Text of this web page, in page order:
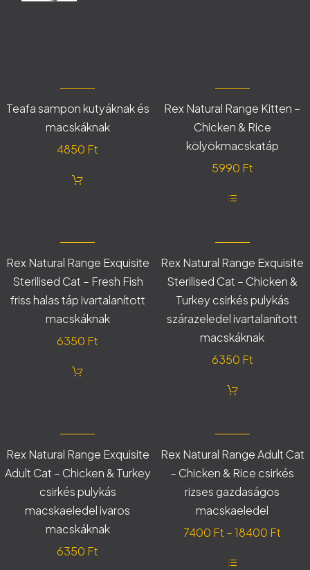
Teafa sampon kutyáknak és
macskáknak
4850 Ft
Rex Natural Range Kitten –
Chicken & Rice
kölyökmacskatáp
5990 Ft
terméknek
variációja
van.
A
változatok
a
termékoldalon
választhatók
ki
Rex Natural Range Exquisite
Sterilised Cat – Fresh Fish
friss halas táp ivartalanított
macskáknak
6350 Ft
Rex Natural Range Exquisite
Sterilised Cat – Chicken &
Turkey csirkés pulykás
szárazeledel ivartalanított
macskáknak
6350 Ft
Rex Natural Range Exquisite
Adult Cat – Chicken & Turkey
csirkés pulykás
macskaeledel ivaros
macskáknak
6350 Ft
Rex Natural Range Adult Cat
– Chicken & Rice csirkés
rizses gazdaságos
macskaeledel
7400 Ft – 18400 Ft